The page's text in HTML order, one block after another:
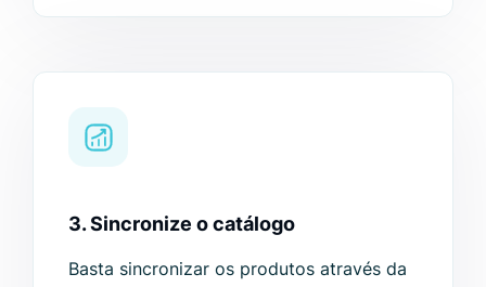
3. Sincronize o catálogo
Basta sincronizar os produtos através da